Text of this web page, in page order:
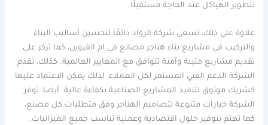
لتطوير الهياكل عند الحاجة مستقبلًا.
علاوة على ذلك، تسعى شركة الرواد دائمًا لتحسين أساليب البناء
والتركيب في مشاريع بناء هناجر مصانع في ام القيوين، كما تركز على
تقديم مشاريع متينة وآمنة تتوافق مع المعايير العالمية. كذلك، تقدم
الشركة الدعم الفني المستمر لكل العملاء، لذلك يمكن الاعتماد عليها
كشريك موثوق لتنفيذ المشاريع الصناعية بكفاءة عالية. أيضا، توفر
الشركة خيارات متنوعة لتصاميم الهناجر وفق متطلبات كل مصنع،
كما تهتم بتوفير حلول اقتصادية وعملية تناسب جميع الميزانيات.